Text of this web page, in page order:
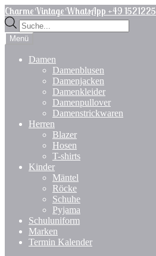
Zur
Navigation
springen
Zum
Inhalt
springen
Charme Vintage WhatsApp +49
Products
search
Menü
Damen
Damenblusen
Damenjacken
Damenkleider
Damenpullover
Damenstrickwaren
Herren
Blazer
Hosen
T-shirts
Kinder
Mäntel
Röcke
Schuhe
Pyjama
Schuluniform
Marken
Termin Kalender